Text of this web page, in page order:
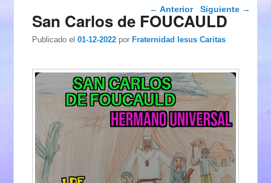
Navegación de
entradas
← Anterior Siguiente →
San Carlos de FOUCAULD
Publicado el 01-12-2022 porFraternidad Iesus Caritas